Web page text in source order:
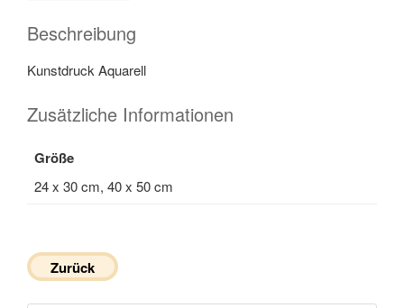
Beschreibung
Kunstdruck Aquarell
Zusätzliche Informationen
Größe
24 x 30 cm, 40 x 50 cm
Zurück